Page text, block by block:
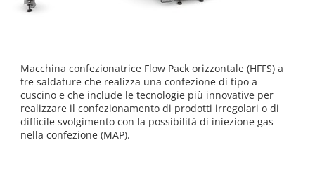
Macchina confezionatrice Flow Pack orizzontale (HFFS) a
tre saldature che realizza una confezione di tipo a
cuscino e che include le tecnologie più innovative per
realizzare il confezionamento di prodotti irregolari o di
difficile svolgimento con la possibilità di iniezione gas
nella confezione (MAP).